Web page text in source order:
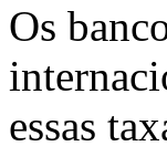
Os
essas